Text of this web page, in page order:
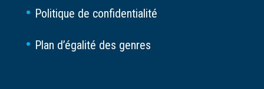
Politique de confidentialité
Plan d’égalité des genres